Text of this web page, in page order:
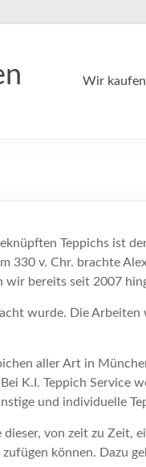
Wir
Teppichs ist
330 v. Chr. brachte
bereits seit 2007
wurde. Die
aller Art in
K.I. Teppich
und individuelle
von zeit zu
können. Dazu